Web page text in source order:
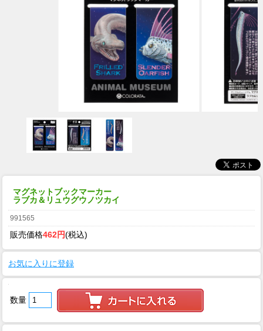
マグネットブックマーカー
ラブカ＆リュウグウノツカイ
991565
販売価格462円(税込)
お気に入りに登録
数量